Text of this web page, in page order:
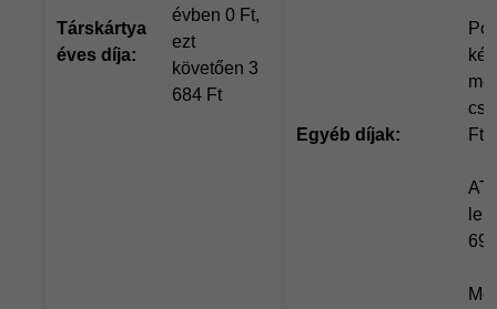
Társkártya
éves díja:
évben 0 Ft,
ezt
követően 3
684 Ft
Egyéb díjak:
Ft
69